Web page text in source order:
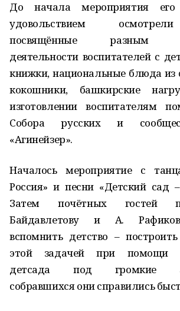
До начала мероприятия
удовольствием
посвящённые разным
деятельности воспитателей с
книжки, национальные блюда из
кокошники, башкирские
изготовлении воспитателям
Собора русских и
«Агинейзер».
Началось мероприятие с
Россия» и песни «Детский сад
Затем почётных гостей
Байдавлетову и А.
вспомнить детство –
этой задачей при помощи
детсада под громкие
собравшихся они справились